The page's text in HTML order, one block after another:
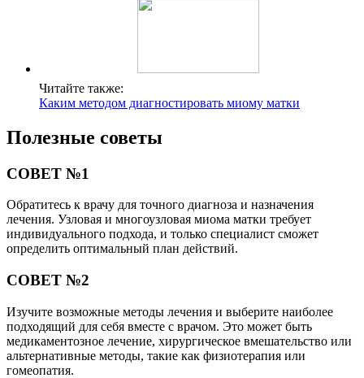
Читайте также:
Каким методом диагностировать миому матки
Полезные советы
СОВЕТ №1
Обратитесь к врачу для точного диагноза и назначения
лечения. Узловая и многоузловая миома матки требует
индивидуального подхода, и только специалист сможет
определить оптимальный план действий.
СОВЕТ №2
Изучите возможные методы лечения и выберите наиболее
подходящий для себя вместе с врачом. Это может быть
медикаментозное лечение, хирургическое вмешательство или
альтернативные методы, такие как физиотерапия или
гомеопатия.